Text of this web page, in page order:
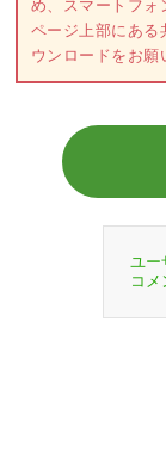
め、スマートフォ
ページ上部にある
ウンロードをお願
ユー
コメ